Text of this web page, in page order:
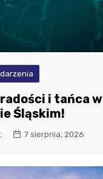
radości i tańca w
Śląskim!
7 sierpnia, 2026